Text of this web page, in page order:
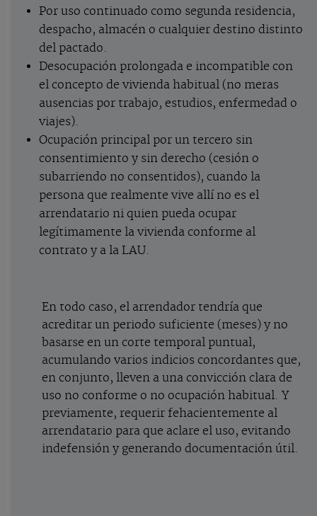
Por uso continuado como segunda residencia,
despacho, almacén o cualquier destino distinto
del pactado.
Desocupación prolongada e incompatible con
el concepto de vivienda habitual (no meras
ausencias por trabajo, estudios, enfermedad o
viajes).
Ocupación principal por un tercero sin
consentimiento y sin derecho (cesión o
subarriendo no consentidos), cuando la
persona que realmente vive allí no es el
arrendatario ni quien pueda ocupar
legítimamente la vivienda conforme al
contrato y a la LAU.
En todo caso, el arrendador tendría que
acreditar un periodo suficiente (meses) y no
basarse en un corte temporal puntual,
acumulando varios indicios concordantes que,
en conjunto, lleven a una convicción clara de
uso no conforme o no ocupación habitual. Y
previamente, requerir fehacientemente al
arrendatario para que aclare el uso, evitando
indefensión y generando documentación útil.